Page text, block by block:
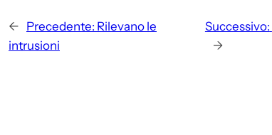
← Precedente: Rilevano le
intrusioni
Successivo:
→